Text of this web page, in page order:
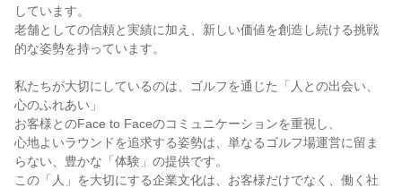
しています。
老舗としての信頼と実績に加え、新しい価値を創造し続ける挑戦
的な姿勢を持っています。
私たちが大切にしているのは、ゴルフを通じた「人との出会い、
心のふれあい」
お客様とのFace to Faceのコミュニケーションを重視し、
心地よいラウンドを追求する姿勢は、単なるゴルフ場運営に留ま
らない、豊かな「体験」の提供です。
この「人」を大切にする企業文化は、お客様だけでなく、働く社